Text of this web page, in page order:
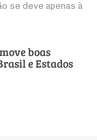
se deve apenas à
boas
e Estados